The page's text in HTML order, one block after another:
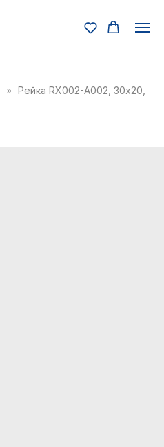
Рейка RX002-А002, 30х20,